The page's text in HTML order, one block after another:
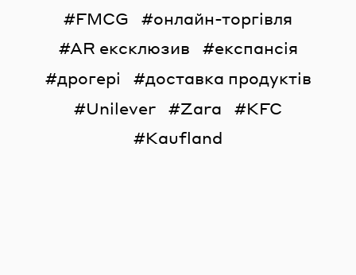
FMCG
онлайн-торгівля
AR ексклюзив
експансія
дрогері
доставка продуктів
Unilever
Zara
KFC
Kaufland